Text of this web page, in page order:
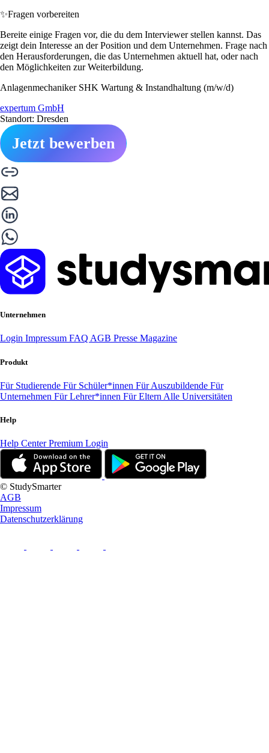
✨Fragen vorbereiten
Bereite einige Fragen vor, die du dem Interviewer stellen kannst. Das
zeigt dein Interesse an der Position und dem Unternehmen. Frage nach
den Herausforderungen, die das Unternehmen aktuell hat, oder nach
den Möglichkeiten zur Weiterbildung.
Anlagenmechaniker SHK Wartung & Instandhaltung (m/w/d)
expertum GmbH
Standort: Dresden
Jetzt bewerben
Unternehmen
Login Impressum FAQ AGB Presse Magazine
Produkt
Für Studierende Für Schüler*innen Für Auszubildende Für
Unternehmen Für Lehrer*innen Für Eltern Alle Universitäten
Help
Help CenterPremium Login
© StudySmarter
AGB
Impressum
Datenschutzerklärung